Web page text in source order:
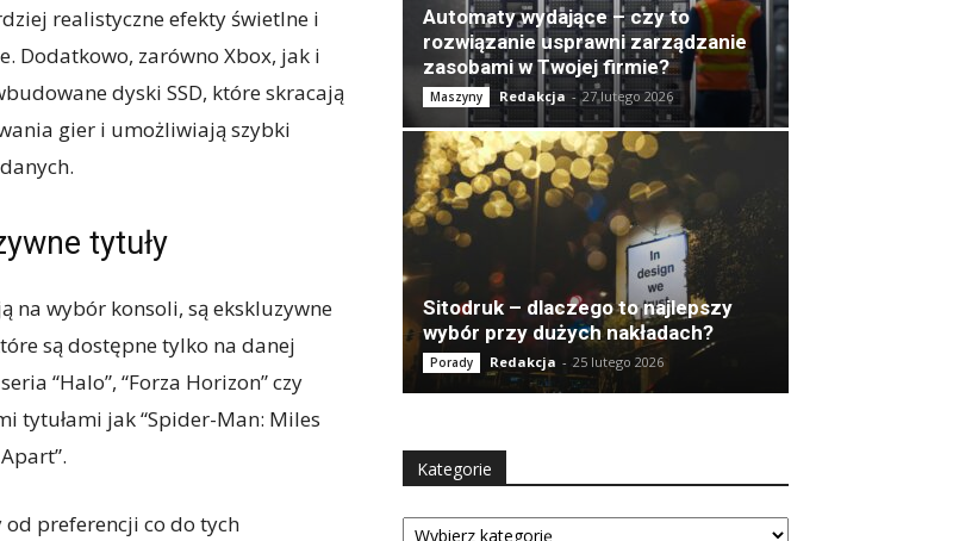
realistyczne efekty świetlne i
Dodatkowo, zarówno Xbox, jak i
dyski SSD, które skracają
gier i umożliwiają szybki
tytuły
na wybór konsoli, są ekskluzywne
są dostępne tylko na danej
“Halo”, “Forza Horizon” czy
tytułami jak “Spider-Man: Miles
od preferencji co do tych
Automaty wydające – czy to
rozwiązanie usprawni zarządzanie
zasobami w Twojej firmie?
Maszyny Redakcja - 27 lutego 2026
Sitodruk – dlaczego to najlepszy
wybór przy dużych nakładach?
Porady Redakcja - 25 lutego 2026
Kategorie
Kategorie